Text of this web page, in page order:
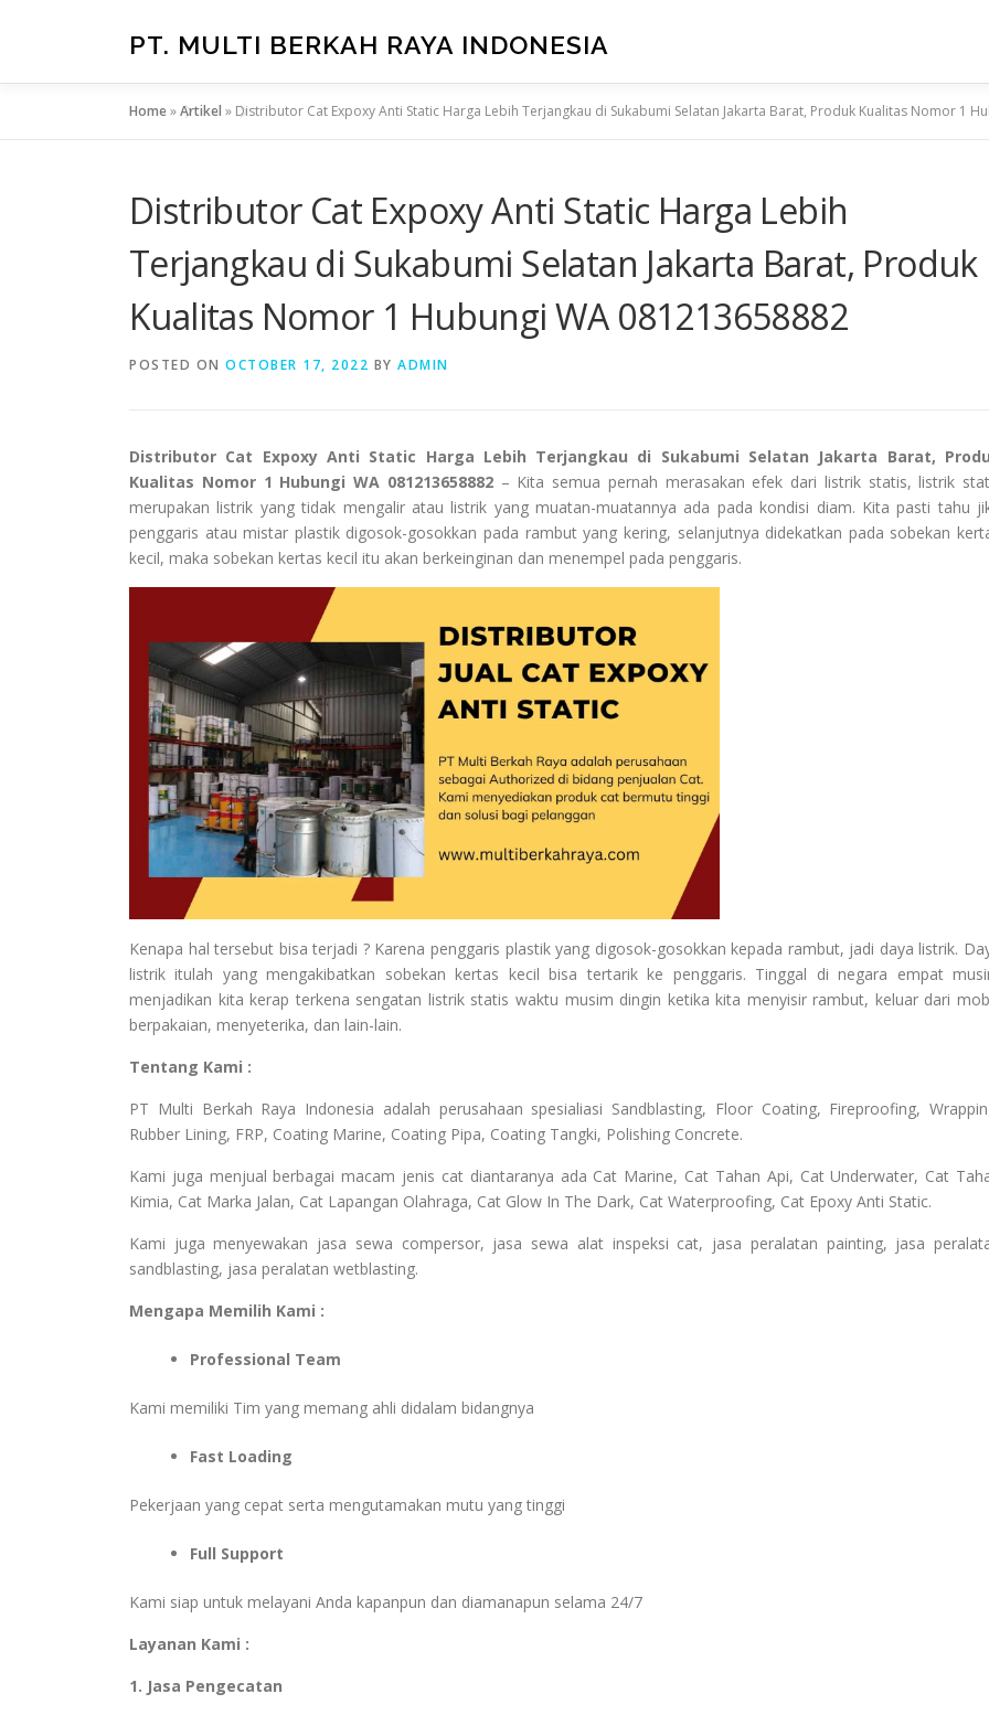
PT. MULTI BERKAH RAYA INDONESIA
Home»Artikel » Distributor Cat Expoxy Anti Static Harga Lebih Terjangkau di Sukabumi Selatan Jakarta Barat, Produk Kualitas Nomor 1
Distributor Cat Expoxy Anti Static Harga Lebih
Terjangkau di Sukabumi Selatan Jakarta Barat, Produk
Kualitas Nomor 1 Hubungi WA 081213658882
POSTED ON OCTOBER 17, 2022 BY ADMIN
Distributor Cat Expoxy Anti Static Harga Lebih Terjangkau di Sukabumi Selatan Jakarta Barat,
Kualitas Nomor 1 Hubungi WA 081213658882– Kita semua pernah merasakan efek dari listrik statis, listrik
merupakan listrik yang tidak mengalir atau listrik yang muatan-muatannya ada pada kondisi diam. Kita pasti tahu
penggaris atau mistar plastik digosok-gosokkan pada rambut yang kering, selanjutnya didekatkan pada sobekan
kecil, maka sobekan kertas kecil itu akan berkeinginan dan menempel pada penggaris.
Kenapa hal tersebut bisa terjadi ? Karena penggaris plastik yang digosok-gosokkan kepada rambut, jadi daya listrik.
listrik itulah yang mengakibatkan sobekan kertas kecil bisa tertarik ke penggaris. Tinggal di negara empat
menjadikan kita kerap terkena sengatan listrik statis waktu musim dingin ketika kita menyisir rambut, keluar dari
berpakaian, menyeterika, dan lain-lain.
Tentang Kami :
PT Multi Berkah Raya Indonesia adalah perusahaan spesialiasi Sandblasting, Floor Coating, Fireproofing,
Rubber Lining, FRP, Coating Marine, Coating Pipa, Coating Tangki, Polishing Concrete.
Kami juga menjual berbagai macam jenis cat diantaranya ada Cat Marine, Cat Tahan Api, Cat Underwater, Cat
Kimia, Cat Marka Jalan, Cat Lapangan Olahraga, Cat Glow In The Dark, Cat Waterproofing, Cat Epoxy Anti Static.
Kami juga menyewakan jasa sewa compersor, jasa sewa alat inspeksi cat, jasa peralatan painting, jasa
sandblasting, jasa peralatan wetblasting.
Mengapa Memilih Kami :
Professional Team
Kami memiliki Tim yang memang ahli didalam bidangnya
Fast Loading
Pekerjaan yang cepat serta mengutamakan mutu yang tinggi
Full Support
Kami siap untuk melayani Anda kapanpun dan diamanapun selama 24/7
Layanan Kami :
1. Jasa Pengecatan